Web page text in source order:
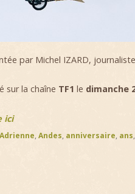
par Michel IZARD,
sur la chaîne TF1 le dimanche
ici
Adrienne, Andes, anniversaire, ans